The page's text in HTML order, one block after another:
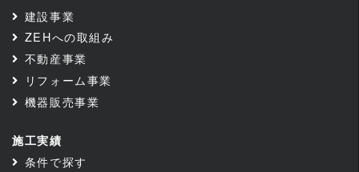
建設事業
ZEHへの取組み
不動産事業
リフォーム事業
機器販売事業
施工実績
条件で探す